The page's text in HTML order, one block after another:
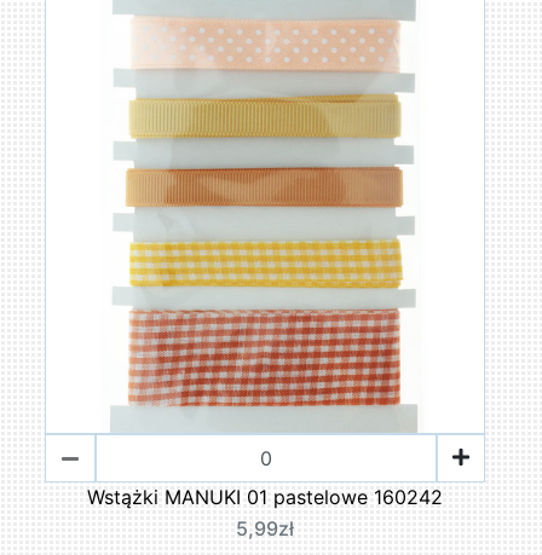
Wstążki MANUKI 01 pastelowe 160242
5,99zł